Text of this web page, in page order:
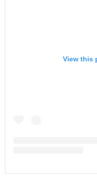
View this